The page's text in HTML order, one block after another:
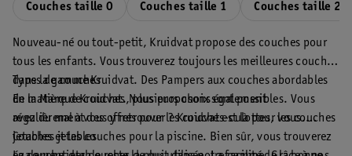
Couches taille 0 Couches taille 1 Couches taille 2
Nouveau-né ou tout-petit, Kruidvat propose des couches pour
tous les enfants. Vous trouverez toujours les meilleures couches
dans la gamme Kruidvat. Des Pampers aux couches abordables
de la Marque Kruidvat. Nous proposons également
régulièrement des offres pour les couches-culottes, les couches
jetables et les couches pour la piscine. Bien sûr, vous trouverez
Types de couches
En matière de couches, plusieurs choix sont possibles. Vous
avez du mal à vous y retrouver ? Kruidvat est là pour vous.
Couches jetables